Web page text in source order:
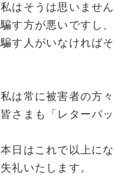
私はそうは思いません
騙す方が悪いですし
騙す人がいなければ
私は常に被害者の方
皆さまも「レターパ
本日はこれで以上にな
失礼いたします。